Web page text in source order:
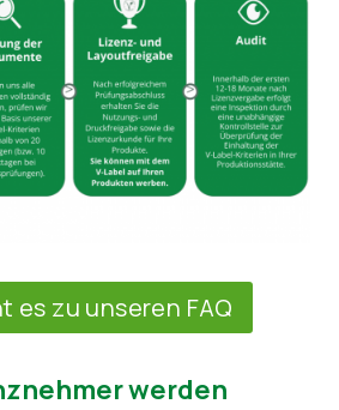
es zu unseren FAQ
werden